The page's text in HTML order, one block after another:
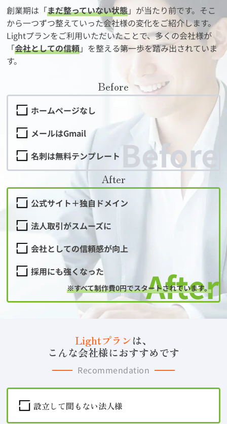
創業期は「まだ整っていない状態」が当たり前です。そこ
から一つずつ整えていった会社様の変化をご紹介します。
Lightプランをご利用いただいたことで、多くの会社様が
「会社としての信頼」を整える第一歩を踏み出されていま
す。
Before
ホームページなし
メールはGmail
名刺は無料テンプレート
After
公式サイト＋独自ドメイン
法人取引がスムーズに
会社としての信頼感が向上
採用にも強くなった
※すべて制作費0円でスタートされています。
Lightプランは、
こんな会社様におすすめです
Recommendation
設立して間もない法人様